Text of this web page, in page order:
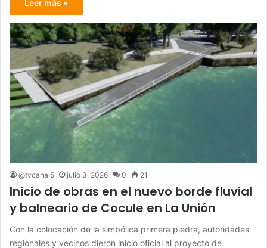
Leer más »
@tvcanal5 julio 3, 2026 0 21
Inicio de obras en el nuevo borde fluvial
y balneario de Cocule en La Unión
Con la colocación de la simbólica primera piedra, autoridades
regionales y vecinos dieron inicio oficial al proyecto de